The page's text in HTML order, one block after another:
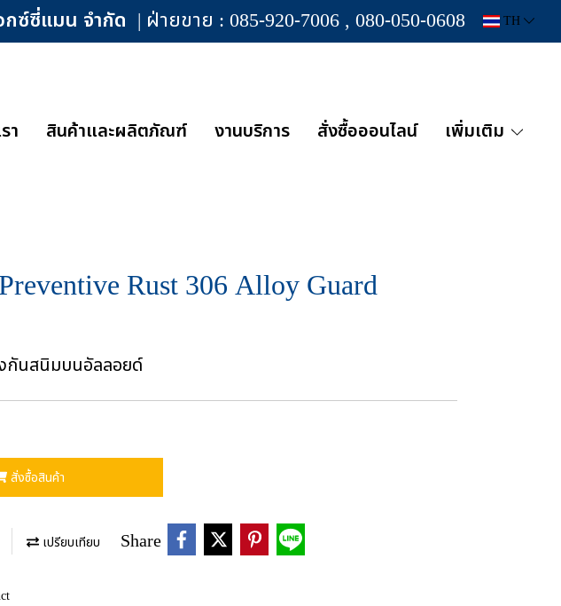
ซ์ซี่แมน จำกัด | ฝ่ายขาย : 085-920-7006 , 080-050-0608 TH
า สินค้าและผลิตภัณฑ์ งานบริการ สั่งซื้อออนไลน์ เพิ่มเติม
Rust 306 Alloy Guard
กันสนิมบนอัลลอยด์
สั่งซื้อสินค้า
เปรียบเทียบ
Share